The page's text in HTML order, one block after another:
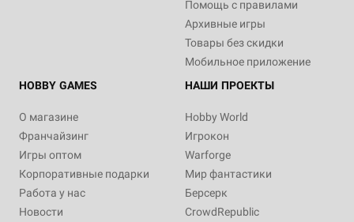
Помощь с правилами
Архивные игры
Товары без скидки
Мобильное приложение
HOBBY GAMES
О магазине
Франчайзинг
Игры оптом
Корпоративные подарки
Работа у нас
Новости
НАШИ ПРОЕКТЫ
Hobby World
Игрокон
Warforge
Мир фантастики
Берсерк
CrowdRepublic